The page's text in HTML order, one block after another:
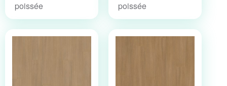
poissée poissée